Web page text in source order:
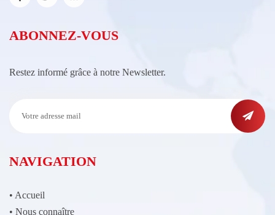
ABONNEZ-VOUS
Restez informé grâce à notre Newsletter.
NAVIGATION
• Accueil
• Nous connaître